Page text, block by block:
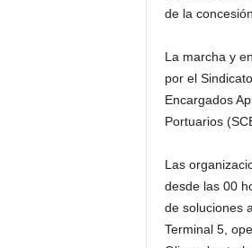
de la concesión.
La marcha y
por el
Encargados
Portuarios
Las
desde las 00
de soluciones
Terminal 5,